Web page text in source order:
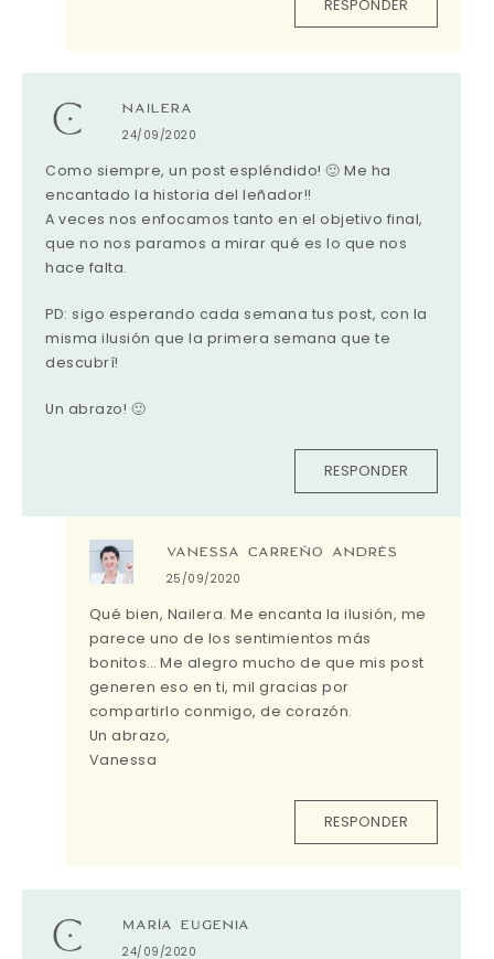
RESPONDER
NAILERA
24/09/2020
Como siempre, un post espléndido! 🙂 Me ha
encantado la historia del leñador!!
A veces nos enfocamos tanto en el objetivo final,
que no nos paramos a mirar qué es lo que nos
hace falta.
PD: sigo esperando cada semana tus post, con la
misma ilusión que la primera semana que te
descubrí!
Un abrazo! 🙂
RESPONDER
VANESSA CARREÑO ANDRÉS
25/09/2020
Qué bien, Nailera. Me encanta la ilusión, me
parece uno de los sentimientos más
bonitos… Me alegro mucho de que mis post
generen eso en ti, mil gracias por
compartirlo conmigo, de corazón.
Un abrazo,
Vanessa
RESPONDER
MARÍA EUGENIA
24/09/2020